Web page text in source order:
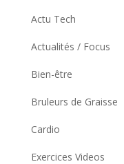
Actu Tech
Actualités / Focus
Bien-être
Bruleurs de Graisse
Cardio
Exercices Videos